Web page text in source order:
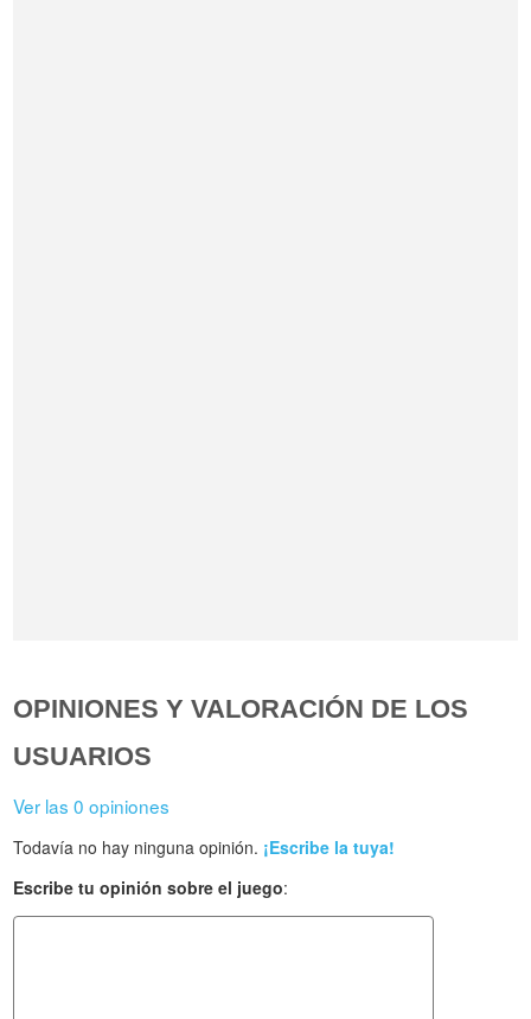
OPINIONES Y VALORACIÓN DE LOS
USUARIOS
Ver las 0 opiniones
Todavía no hay ninguna opinión. ¡Escribe la tuya!
Escribe tu opinión sobre el juego: